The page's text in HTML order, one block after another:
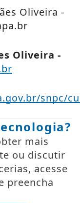
Oliveira -
Oliveira -
snpc/
mais
ou discutir
acesse
preencha